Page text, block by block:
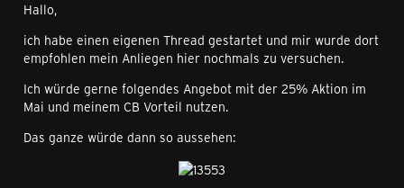
Hallo,
ich habe einen eigenen Thread gestartet und mir wurde dort
empfohlen mein Anliegen hier nochmals zu versuchen.
Ich würde gerne folgendes Angebot mit der 25% Aktion im
Mai und meinem CB Vorteil nutzen.
Das ganze würde dann so aussehen: